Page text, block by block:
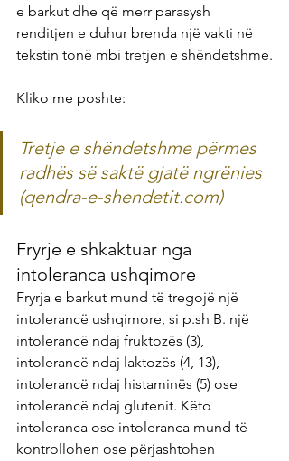
e barkut dhe që merr parasysh
renditjen e duhur brenda një vakti në
tekstin tonë mbi tretjen e shëndetshme.
Kliko me poshte:
Tretje e shëndetshme përmes
radhës së saktë gjatë ngrënies
(qendra-e-shendetit.com)
Fryrje e shkaktuar nga
intoleranca ushqimore
Fryrja e barkut mund të tregojë një
intolerancë ushqimore, si p.sh B. një
intolerancë ndaj fruktozës (3),
intolerancë ndaj laktozës (4, 13),
intolerancë ndaj histaminës (5) ose
intolerancë ndaj glutenit. Këto
intoleranca ose intoleranca mund të
kontrollohen ose përjashtohen